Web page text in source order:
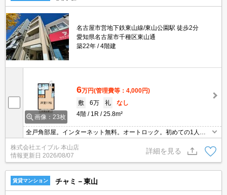
名古屋市営地下鉄東山線/東山公園駅 徒歩2分
愛知県名古屋市千種区東山通
築22年
4階建
画像：23枚
6万円(管理費等：4,000円)
敷
6万 礼
なし
4階
1R 25.8m²
全戸角部屋。インターネット無料。オートロック。初めての1人暮
らしの方にオススメ。
株式会社エイブル 本山店
情報更新日 2026/08/07
詳細を見る
賃貸マンション チャミ－東山